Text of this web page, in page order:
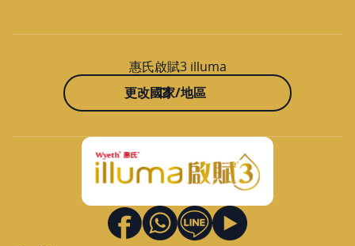
惠氏啟賦3 illuma
更改國家/地區